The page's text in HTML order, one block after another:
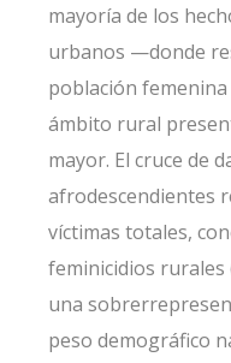
mayoría de los
urbanos —donde
población
ámbito rural
mayor. El cruce de
afrodescendientes
víctimas totales,
feminicidios rurales
una
peso demográfico